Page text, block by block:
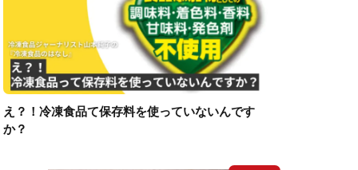
え？！冷凍食品て保存料を使っていないんです
か？